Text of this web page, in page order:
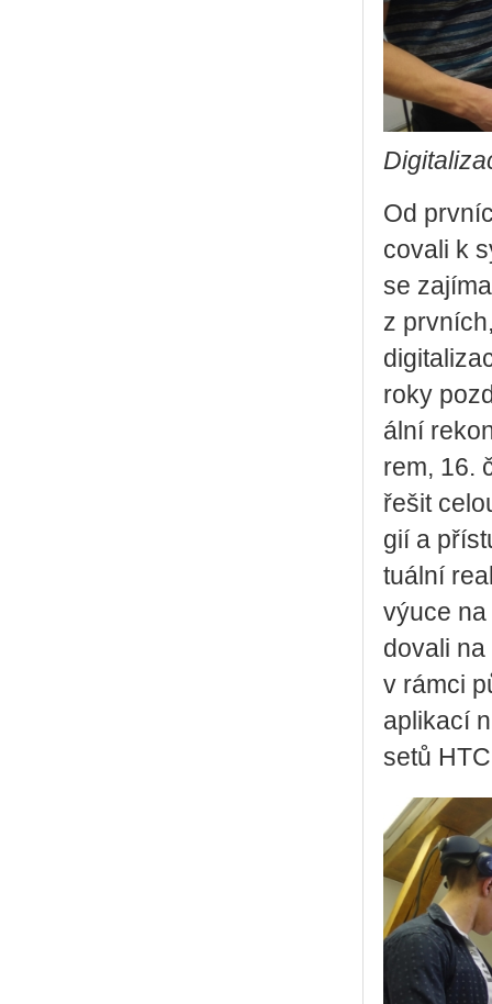
Od
co­va­li k
se
z
roky
ál­ní
rem, 16.
ře­šit
gií a
tu­ál­ní
výuce
do­va­li
v rámci
apli­ka­cí
se­tů